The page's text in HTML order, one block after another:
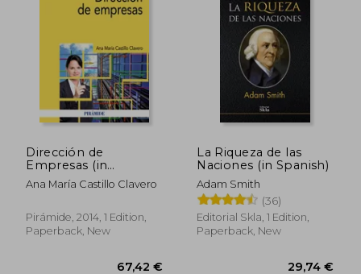
39,43
Dirección de
Empresas (in
Spanish)
Ana María Castillo Clavero
Pirámide, 2014, 1 Edition,
Paperback, New
La Riqueza de las
Naciones (in Spanish)
Adam Smith
(36)
Editorial Skla, 1 Edition,
Paperback, New